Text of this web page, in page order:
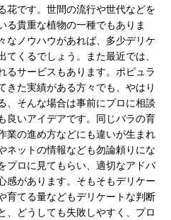
花です。世間の流行や世代などを
る貴重な植物の一種でもありま
なノウハウがあれば、多少デリケ
くるでしょう。また最近では、
るサービスもあります。ポピュラ
きた実績がある方々でも、やはり
、そんな場合は事前にプロに相談
良いアイデアです。同じバラの育
業の進め方などにも違いが生まれ
ネットの情報なども勿論頼りにな
プロに見てもらい、適切なアドバ
感があります。そもそもデリケー
育てる量などもデリケートな判断
、どうしても失敗しやすく、プロ